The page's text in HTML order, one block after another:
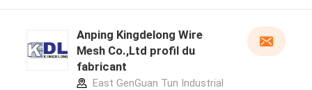
Anping Kingdelong Wire
Mesh Co.,Ltd profil du
fabricant
East GenGuan Tun Industrial